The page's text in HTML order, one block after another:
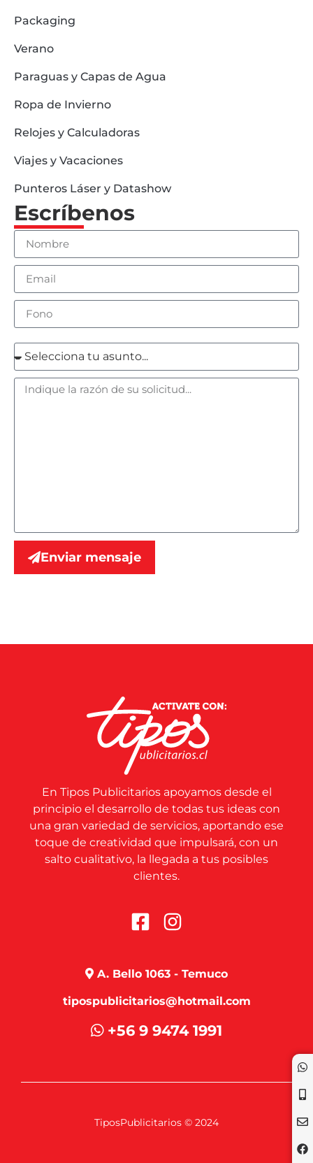
Packaging
Verano
Paraguas y Capas de Agua
Ropa de Invierno
Relojes y Calculadoras
Viajes y Vacaciones
Punteros Láser y Datashow
Escríbenos
Enviar mensaje
En Tipos Publicitarios apoyamos desde el
principio el desarrollo de todas tus ideas con
una gran variedad de servicios, aportando ese
toque de creatividad que impulsará, con un
salto cualitativo, la llegada a tus posibles
clientes.
A. Bello 1063 - Temuco
tipospublicitarios@hotmail.com
+56 9 9474 1991
TiposPublicitarios © 2024